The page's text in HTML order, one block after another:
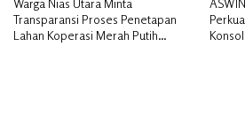
Warga Nias Utara Minta
Transparansi Proses Penetapan
Lahan Koperasi Merah Putih